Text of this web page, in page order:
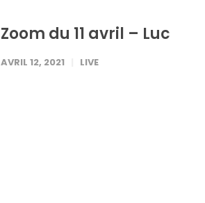
Zoom du 11 avril – Luc
AVRIL 12, 2021 LIVE